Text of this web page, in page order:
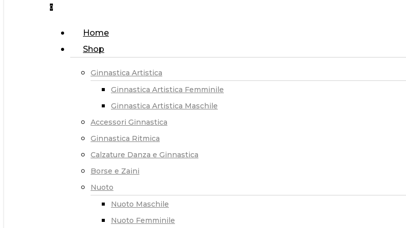
0
Home
Shop
Ginnastica Artistica
Ginnastica Artistica Femminile
Ginnastica Artistica Maschile
Accessori Ginnastica
Ginnastica Ritmica
Calzature Danza e Ginnastica
Borse e Zaini
Nuoto
Nuoto Maschile
Nuoto Femminile